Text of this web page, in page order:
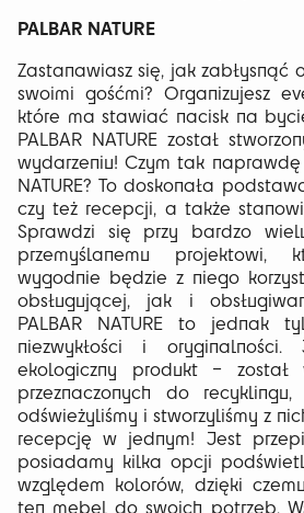
PALBAR NATURE
Zastanawiasz się, jak zabłysnąć
swoimi gośćmi? Organizujesz
które ma stawiać nacisk na
PALBAR NATURE został
wydarzeniu! Czym tak naprawdę
NATURE? To doskonała
czy też recepcji, a także
Sprawdzi się przy bardzo
przemyślanemu projektowi,
wygodnie będzie z niego
obsługującej, jak i
PALBAR NATURE to jednak
niezwykłości i
ekologiczny produkt –
przeznaczonych do
odświeżyliśmy i stworzyliśmy z
recepcję w jednym! Jest
posiadamy kilka opcji
względem kolorów, dzięki
ten mebel do swoich potrzeb.